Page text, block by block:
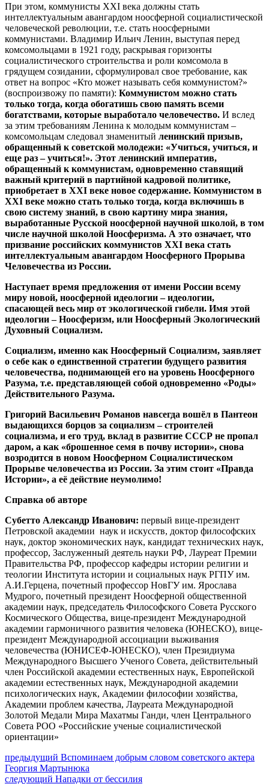
При этом, коммунисты XXI века должны стать
интеллектуальным авангардом ноосферной социалистической
человеческой революции, т.е. стать ноосферными
коммунистами. Владимир Ильич Ленин, выступая перед
комсомольцами в 1921 году, раскрывая горизонты
социалистического строительства и роли комсомола в
грядущем созидании, сформулировал свое требование, как
ответ на вопрос «Кто может называть себя коммунистом?»
(воспроизвожу по памяти): Коммунистом можно стать
только тогда, когда обогатишь свою память всеми
богатствами, которые выработало человечество. И вслед
за этим требованиям Ленина к молодым коммунистам –
комсомольцам следовал знаменитый ленинский призыв,
обращенный к советской молодежи: «Учиться, учиться, и
еще раз – учиться!». Этот ленинский императив,
обращенный к коммунистам, одновременно ставящий
важный критерий в партийной кадровой политике,
приобретает в XXI веке новое содержание. Коммунистом в
XXI веке можно стать только тогда, когда включишь в
свою систему знаний, в свою картину мира знания,
выработанные Русской ноосферной научной школой, в том
числе научной школой Ноосферизма. А это означает, что
призвание российских коммунистов XXI века стать
интеллектуальным авангардом Ноосферного Прорыва
Человечества из России.
Наступает время предложения от имени России всему
миру новой, ноосферной идеологии – идеологии,
спасающей весь мир от экологической гибели. Имя этой
идеологии – Ноосферизм, или Ноосферный Экологический
Духовный Социализм.
Социализм, именно как Ноосферный Социализм, заявляет
о себе как о единственной стратегии будущего развития
человечества, поднимающей его на уровень Ноосферного
Разума, т.е. представляющей собой одновременно «Роды»
Действительного Разума.
Григорий Васильевич Романов навсегда вошёл в Пантеон
выдающихся борцов за социализм – строителей
социализма, и его труд, вклад в развитие СССР не пропал
даром, а как «брошенное семя в почву истории», снова
возродится в новом Ноосферном Социалистическом
Прорыве человечества из России. За этим стоит «Правда
Истории», а её действие неумолимо!
Справка об авторе
Субетто Александр Иванович: первый вице-президент
Петровской академии наук и искусств, доктор философских
наук, доктор экономических наук, кандидат технических наук,
профессор, Заслуженный деятель науки РФ, Лауреат Премии
Правительства РФ, профессор кафедры истории религии и
теологии Института истории и социальных наук РГПУ им.
А.И.Герцена, почетный профессор НовГУ им. Ярослава
Мудрого, почетный президент Ноосферной общественной
академии наук, председатель Философского Совета Русского
Космического Общества, вице-президент Международной
академии гармоничного развития человека (ЮНЕСКО), вице-
президент Международной ассоциации выживания
человечества (ЮНИСЕФ-ЮНЕСКО), член Президиума
Международного Высшего Ученого Совета, действительный
член Российской академии естественных наук, Европейской
академии естественных наук, Международной академии
психологических наук, Академии философии хозяйства,
Академии проблем качества, Лауреата Международной
Золотой Медали Мира Махатмы Ганди, член Центрального
Совета РОО «Российские ученые социалистической
ориентации»
Навигация
по
предыдущий Предыдущий
пост:
Вспоминаем добрым словом советского актера
Георгия Мартынюка
следующий Следующее
Нападки от бессилия